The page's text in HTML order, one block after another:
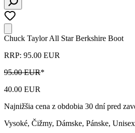
Chuck Taylor All Star Berkshire Boot
RRP: 95.00 EUR
95.00 EUR*
40.00 EUR
Najnižšia cena z obdobia 30 dní pred
Vysoké, Čižmy, Dámske, Pánske, Unisex